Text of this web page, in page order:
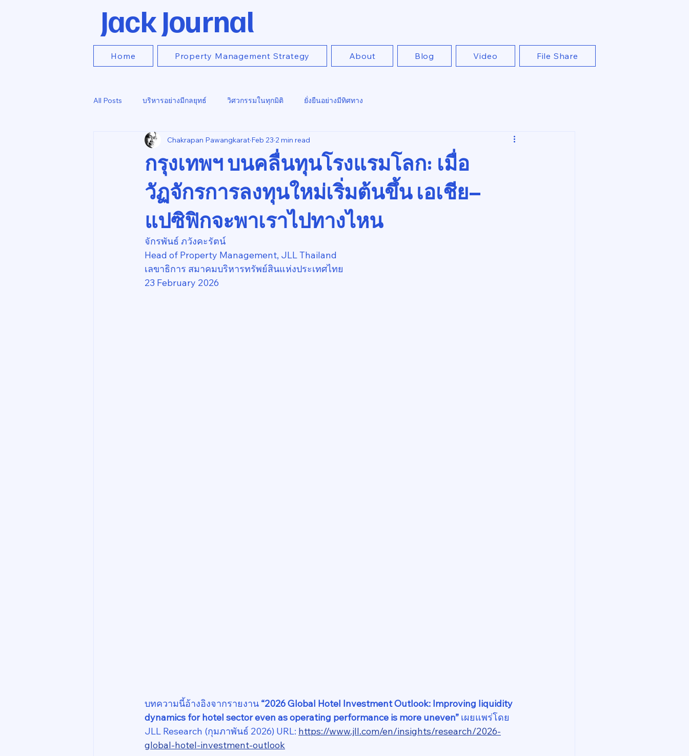
Jack Journal
Home Property Management Strategy About Blog Video File Share
All Posts บริหารอย่างมีกลยุทธ์ วิศวกรรมในทุกมิติ ยั่งยืนอย่างมีทิศทาง
กรุงเทพฯ บนคลื่นทุนโรงแรมโลก: เมื่อ
วัฏจักรการลงทุนใหม่เริ่มต้นขึ้น เอเชีย–
แปซิฟิกจะพาเราไปทางไหน
Chakrapan Pawangkarat Feb 23 2 min read
จักรพันธ์ ภวังคะรัตน์
Head of Property Management, JLL Thailand
เลขาธิการ สมาคมบริหารทรัพย์สินแห่งประเทศไทย
23 February 2026
บทความนี้อ้างอิงจากรายงาน “2026 Global Hotel Investment Outlook: Improving liquidity
dynamics for hotel sector even as operating performance is more uneven” เผยแพร่โดย
JLL Research (กุมภาพันธ์ 2026) URL: https://www.jll.com/en/insights/research/2026-
global-hotel-investment-outlook